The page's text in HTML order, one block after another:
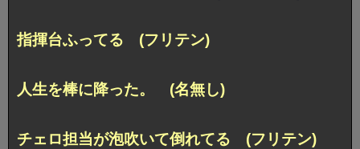
指揮台ふってる (フリテン)
人生を棒に降った。 (名無し)
チェロ担当が泡吹いて倒れてる (フリテン)